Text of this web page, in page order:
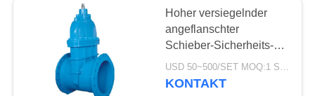
WERKSBESICHTIGUNG
QUALITÄTSKONTROLLE
Hoher versiegelnder
angeflanschter
Schieber-Sicherheits-
Edelstahl-Messer-
Schieber
USD 50~500/SET MOQ:1 Satz
KONTAKT